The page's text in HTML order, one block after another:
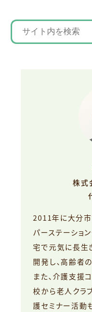
株式
2011年に大分市
パーステーショ
宅で元気に長生
開発し、高齢者
また、介護支援
校から老人クラ
護セミナー活動